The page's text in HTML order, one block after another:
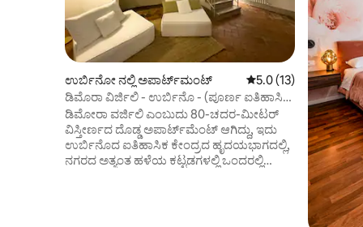
ಉರ್ಬಿನೋ ನಲ್ಲಿ ಅಪಾರ್ಟ್‌ಮಂಟ್ 5 ರಲ್ಲಿ 5.0 ಸರಾಸರಿ
5.0 (13)
ಡಿಮೊರಾ ವಿರ್ಜಿಲಿ - ಉರ್ಬಿನೊ - (ಪೂರ್ಣ ಐತಿಹಾಸಿಕ
ಕೇಂದ್ರ)
ಡಿಮೋರಾ ವರ್ಜಿಲಿ ಎಂಬುದು 80-ಚದರ-ಮೀಟರ್
ವಿಸ್ತೀರ್ಣದ ದೊಡ್ಡ ಅಪಾರ್ಟ್‌ಮೆಂಟ್ ಆಗಿದ್ದು, ಇದು
ಉರ್ಬಿನೊದ ಐತಿಹಾಸಿಕ ಕೇಂದ್ರದ ಹೃದಯಭಾಗದಲ್ಲಿ,
ನಗರದ ಅತ್ಯಂತ ಹಳೆಯ ಕಟ್ಟಡಗಳಲ್ಲಿ ಒಂದರಲ್ಲಿ